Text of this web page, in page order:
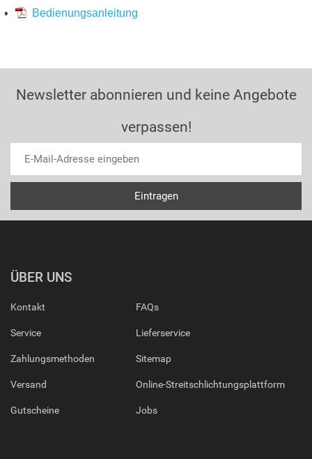
Bedienungsanleitung
Newsletter abonnieren und keine Angebote
verpassen!
ÜBER UNS
Kontakt
Service
Zahlungsmethoden
Versand
Gutscheine
FAQs
Lieferservice
Sitemap
Online-Streitschlichtungsplattform
Jobs